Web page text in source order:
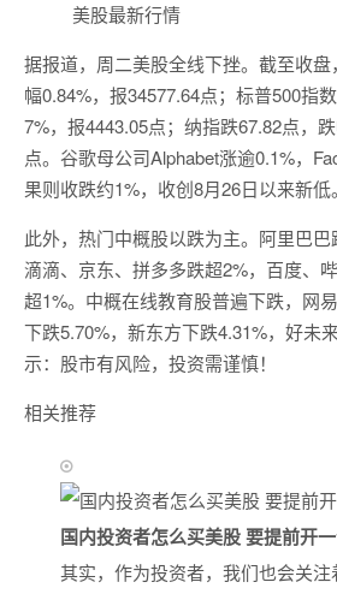
美股最新行情
据报道，周二美股全线下挫。截至收
幅0.84%，报34577.64点；标普500指
7%，报4443.05点；纳指跌67.82点，
点。谷歌母公司Alphabet涨逾0.1%，
果则收跌约1%，收创8月26日以来新低。
此外，热门中概股以跌为主。阿里巴巴
滴滴、京东、拼多多跌超2%，百度、
超1%。中概在线教育股普遍下跌，网
下跌5.70%，新东方下跌4.31%，好未
示：股市有风险，投资需谨慎！
相关推荐
国内投资者怎么买美股 要提前开
其实，作为投资者，我们也会关